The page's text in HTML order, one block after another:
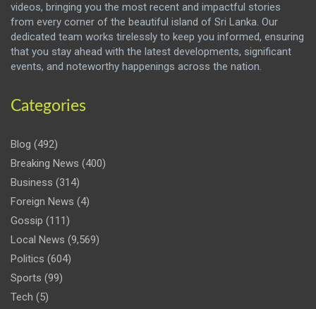
videos, bringing you the most recent and impactful stories
from every corner of the beautiful island of Sri Lanka. Our
dedicated team works tirelessly to keep you informed, ensuring
that you stay ahead with the latest developments, significant
events, and noteworthy happenings across the nation.
Categories
Blog (492)
Breaking News (400)
Business (314)
Foreign News (4)
Gossip (111)
Local News (9,569)
Politics (604)
Sports (99)
Tech (5)